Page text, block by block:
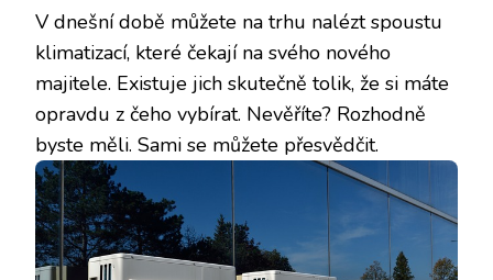
V dnešní době můžete na trhu nalézt spoustu
klimatizací, které čekají na svého nového
majitele. Existuje jich skutečně tolik, že si máte
opravdu z čeho vybírat. Nevěříte? Rozhodně
byste měli. Sami se můžete přesvědčit.